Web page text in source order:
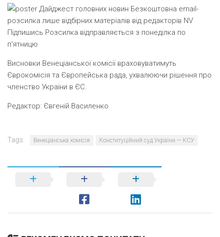
Дайджест головних новин Безкоштовна email-
розсилка лише відбірних матеріалів від редакторів NV
Підпишись Розсилка відправляється з понеділка по
п'ятницю
Висновки Венеціанської комісії враховуватимуть
Єврокомісія та Європейська рада, ухвалюючи рішення про
членство України в ЄС.
Редактор: Євгеній Василенко
Tags: Венеціанська комісія Конституційний суд України — КСУ